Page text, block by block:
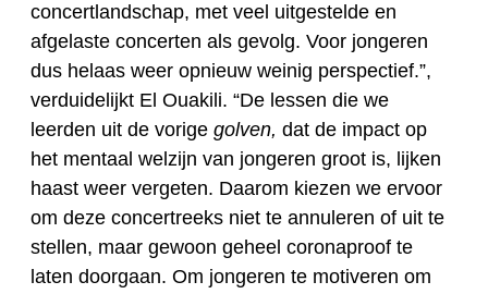
concertlandschap, met veel uitgestelde en
afgelaste concerten als gevolg. Voor jongeren
dus helaas weer opnieuw weinig perspectief.”,
verduidelijkt El Ouakili. “De lessen die we
leerden uit de vorige golven, dat de impact op
het mentaal welzijn van jongeren groot is, lijken
haast weer vergeten. Daarom kiezen we ervoor
om deze concertreeks niet te annuleren of uit te
stellen, maar gewoon geheel coronaproof te
laten doorgaan. Om jongeren te motiveren om